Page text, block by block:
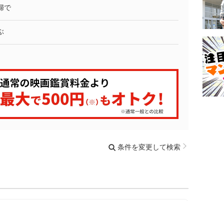
で
条件を変更して検索